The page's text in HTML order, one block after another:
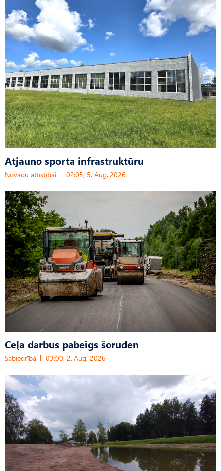
Atjauno sporta infrastruktūru
Novadu attīstībai 02:05, 5. Aug, 2026
Ceļa darbus pabeigs šoruden
Sabiedrība 03:00, 2. Aug, 2026